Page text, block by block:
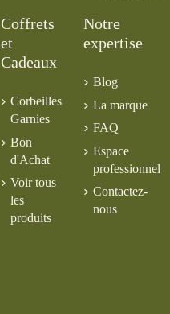
Coffrets
et
Cadeaux
Corbeilles
Garnies
Bon
d'Achat
Voir tous
les
produits
Notre
expertise
Blog
La marque
FAQ
Espace
professionnel
Contactez-
nous